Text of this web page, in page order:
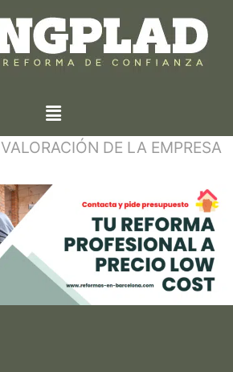
VALORACIÓN DE LA EMPRESA